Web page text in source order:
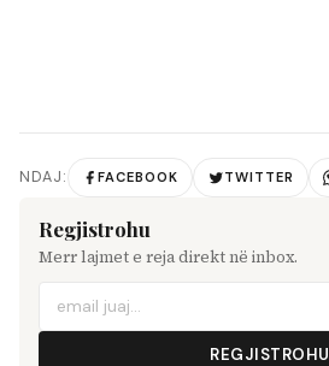
NDAJ: FACEBOOK TWITTER
Regjistrohu
Merr lajmet e reja direkt në inbox.
REGJISTROHU